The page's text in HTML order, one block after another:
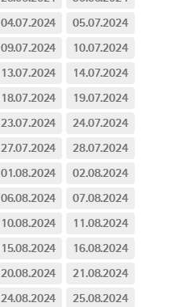
04.07.2024
05.07.2024
09.07.2024
10.07.2024
13.07.2024
14.07.2024
18.07.2024
19.07.2024
23.07.2024
24.07.2024
27.07.2024
28.07.2024
01.08.2024
02.08.2024
06.08.2024
07.08.2024
10.08.2024
11.08.2024
15.08.2024
16.08.2024
20.08.2024
21.08.2024
24.08.2024 25.08.2024